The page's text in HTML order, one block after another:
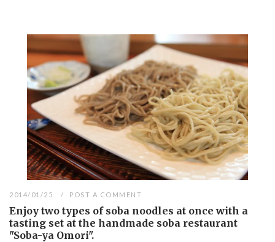
2014/01/25 POST A COMMENT
Enjoy two types of soba noodles at once with a
tasting set at the handmade soba restaurant
"Soba-ya Omori".